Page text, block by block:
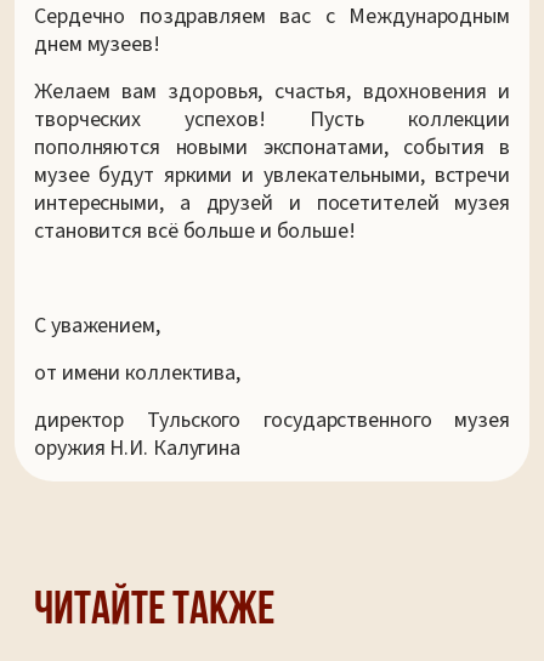
Сердечно поздравляем вас с Международным
днем музеев!
Желаем вам здоровья, счастья, вдохновения и
творческих успехов! Пусть коллекции
пополняются новыми экспонатами, события в
музее будут яркими и увлекательными, встречи
интересными, а друзей и посетителей музея
становится всё больше и больше!
С уважением,
от имени коллектива,
директор Тульского государственного музея
оружия Н.И. Калугина
Читайте также